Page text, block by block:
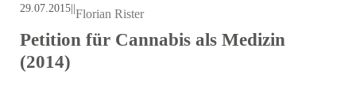
29.07.2015||Florian Rister
Petition für Cannabis als Medizin
(2014)